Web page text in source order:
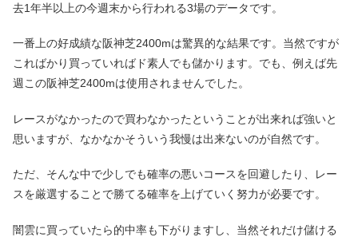
去1年半以上の今週末から行われる3場のデータです。
一番上の好成績な阪神芝2400mは驚異的な結果です。当然ですが
こればかり買っていればド素人でも儲かります。でも、例えば先
週この阪神芝2400mは使用されませんでした。
レースがなかったので買わなかったということが出来れば強いと
思いますが、なかなかそういう我慢は出来ないのが自然です。
ただ、そんな中で少しでも確率の悪いコースを回避したり、レー
スを厳選することで勝てる確率を上げていく努力が必要です。
闇雲に買っていたら的中率も下がりますし、当然それだけ儲ける